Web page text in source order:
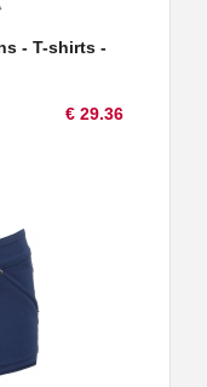
- T-shirts -
€ 29.36